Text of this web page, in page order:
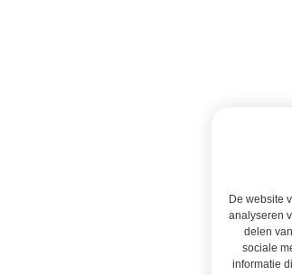
De website
analyseren
delen
sociale
informatie